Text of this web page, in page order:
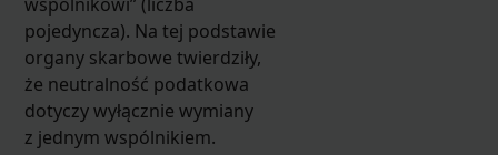
pojedyncza). Na tej podstawie
organy skarbowe twierdziły,
że neutralność podatkowa
dotyczy wyłącznie wymiany
z jednym wspólnikiem.